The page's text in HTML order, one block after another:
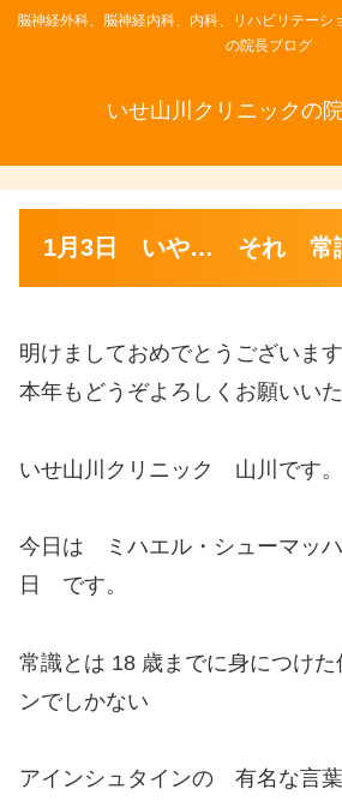
脳神経外科、脳神経内科、内科、リハビリテーシ
の院長ブログ
いせ山川クリニックの
1月3日 いや… それ 常
明けましておめでとうございます
本年もどうぞよろしくお願いいた
いせ山川クリニック 山川です。
今日は ミハエル・シューマ
日 です。
常識とは 18 歳までに身につけた
ンでしかない
アインシュタインの 有名な言